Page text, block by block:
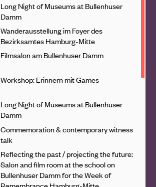
Long Night of Museums at Bullenhuser
Damm
Wanderausstellung im Foyer des
Bezirksamtes Hamburg-Mitte
Filmsalon am Bullenhuser Damm
Workshop: Erinnern mit Games
Long Night of Museums at Bullenhuser
Damm
Commemoration & contemporary witness
talk
Reflecting the past / projecting the future:
Salon and film room at the school on
Bullenhuser Damm for the Week of